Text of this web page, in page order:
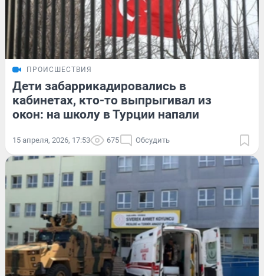
ПРОИСШЕСТВИЯ
Дети забаррикадировались в
кабинетах, кто-то выпрыгивал из
окон: на школу в Турции напали
15 апреля, 2026, 17:53 675 Обсудить